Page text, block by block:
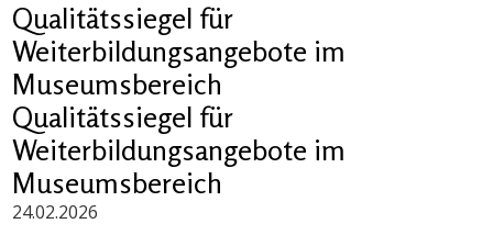
Qualitätssiegel für
Weiterbildungsangebote im
Museumsbereich
Qualitätssiegel für
Weiterbildungsangebote im
Museumsbereich
24.02.2026